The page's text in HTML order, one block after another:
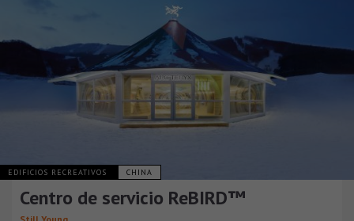
EDIFICIOS RECREATIVOS CHINA
Centro de servicio ReBIRD™